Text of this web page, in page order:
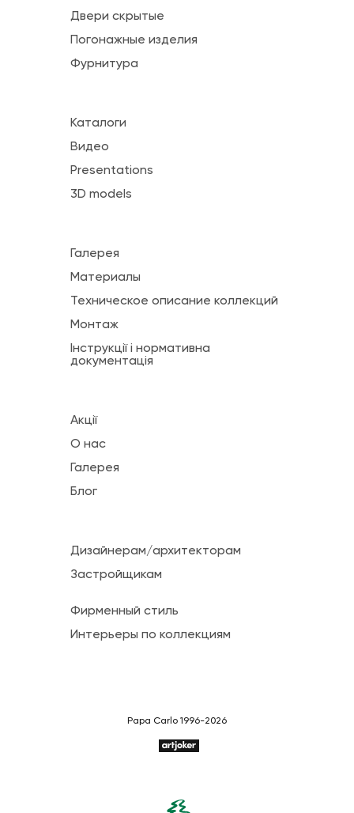
Двери скрытые
Погонажные изделия
Фурнитура
Каталоги
Видео
Presentations
3D models
Галерея
Материалы
Техническое описание коллекций
Монтаж
Інструкції і нормативна
документація
Акції
О нас
Галерея
Блог
Дизайнерам/архитекторам
Застройщикам
Фирменный стиль
Интерьеры по коллекциям
Papa Carlo 1996-2026